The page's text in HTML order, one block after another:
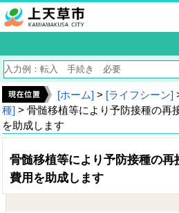
[ホーム] > [ライフシーン]
種] > 骨髄移植等により予防接種の再
を助成します
骨髄移植等により予防接種の
費用を助成します